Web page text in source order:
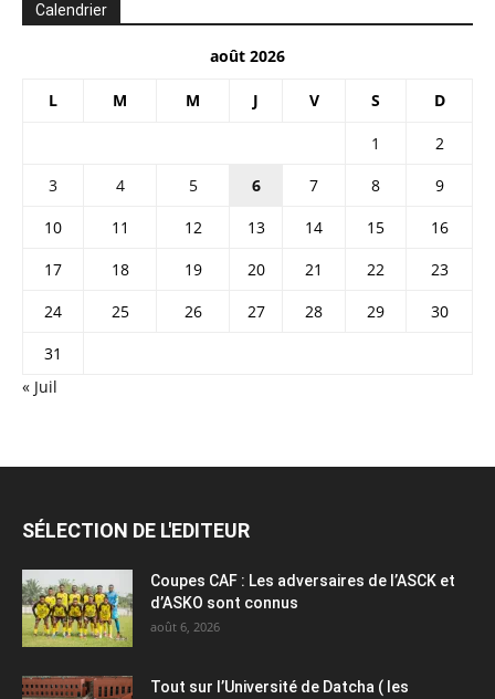
Calendrier
août 2026
L M M J V S D
1
2
3
4 5 6 7 8
9
10
11 12 13 14 15
16
17
18 19 20 21 22
23
24
25 26 27 28 29
30
31
« Juil
SÉLECTION DE L'EDITEUR
Coupes CAF : Les adversaires de l’ASCK et
d’ASKO sont connus
août 6, 2026
Tout sur l’Université de Datcha ( les